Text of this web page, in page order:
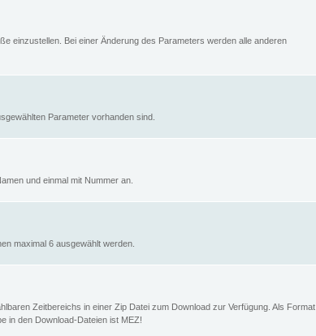
einzustellen. Bei einer Änderung des Parameters werden alle anderen
Parameter vorhanden sind.
und einmal mit Nummer an.
maximal 6 ausgewählt werden.
Zeitbereichs in einer Zip Datei zum Download zur Verfügung. Als Format
in den Download-Dateien ist MEZ!